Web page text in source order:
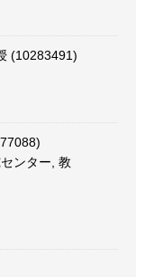
(10283491)
ンター, 教